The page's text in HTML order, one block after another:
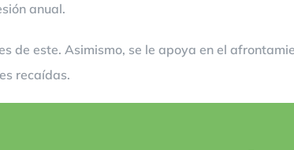
anual.
de este. Asimismo, se le apoya en el
recaídas.